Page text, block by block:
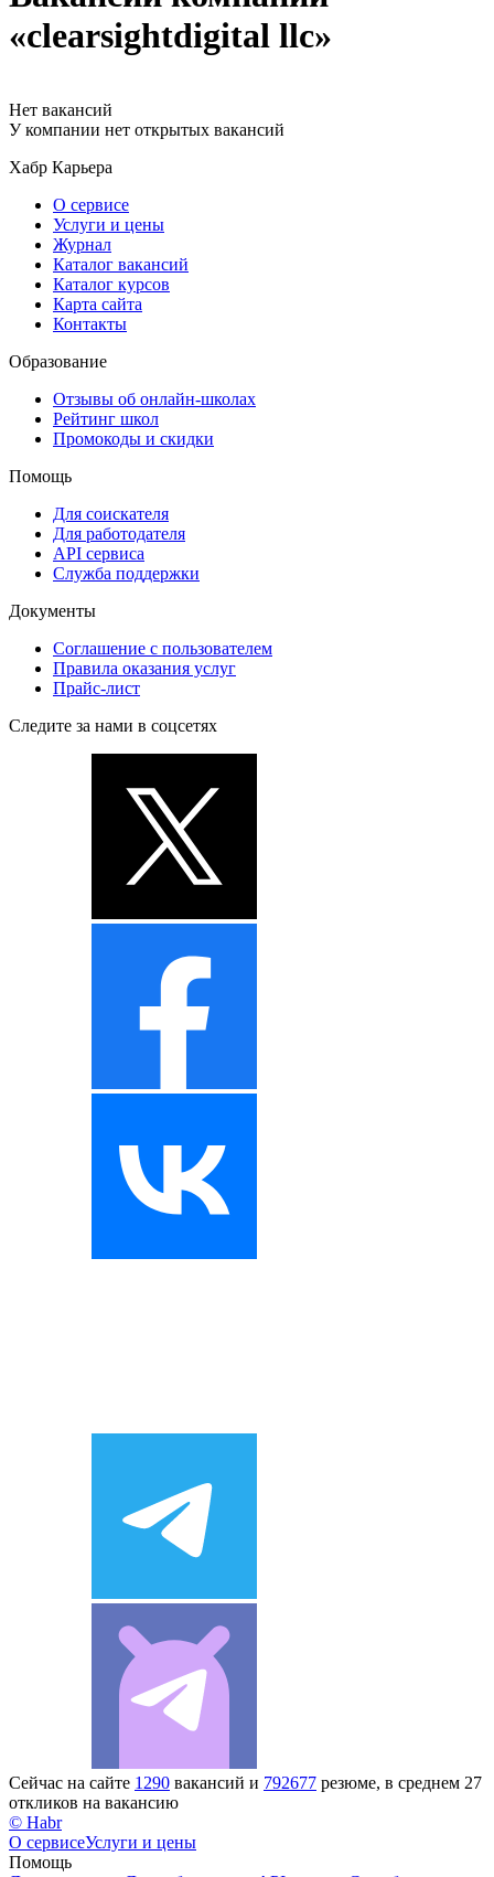
«clearsightdigital llc»
Нет вакансий
У компании нет открытых вакансий
Хабр Карьера
О сервисе
Услуги и цены
Журнал
Каталог вакансий
Каталог курсов
Карта сайта
Контакты
Образование
Отзывы об онлайн-школах
Рейтинг школ
Промокоды и скидки
Помощь
Для соискателя
Для работодателя
API сервиса
Служба поддержки
Документы
Соглашение с пользователем
Правила оказания услуг
Прайс-лист
Следите за нами в соцсетях
Сейчас на сайте 1290 вакансий и 792677 резюме, в среднем 27
откликов на вакансию
© Habr
О сервисеУслуги и цены
Помощь